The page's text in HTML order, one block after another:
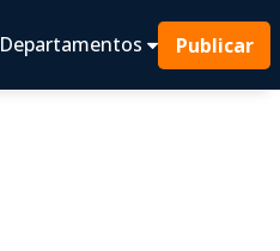
Departamentos Publicar